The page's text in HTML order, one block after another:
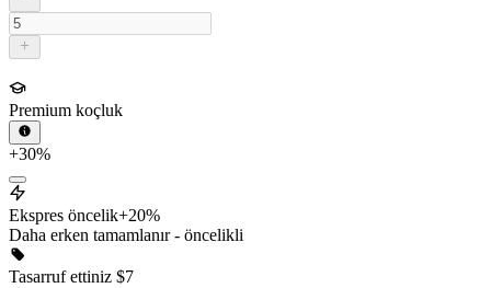
Premium koçluk
+30%
Ekspres öncelik+20%
Daha erken tamamlanır - öncelikli
Tasarruf ettiniz $7